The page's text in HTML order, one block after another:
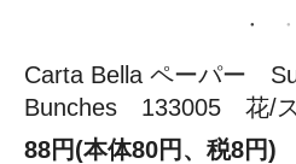
Carta Bella ペーパー
Bunches 133005 花/
88円(本体80円、税8円)